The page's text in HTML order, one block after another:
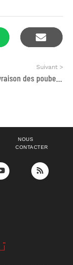
Suivant >
NOUS
CONTACTER